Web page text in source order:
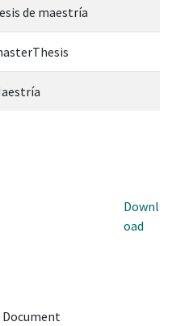
de maestría
Downl
oad